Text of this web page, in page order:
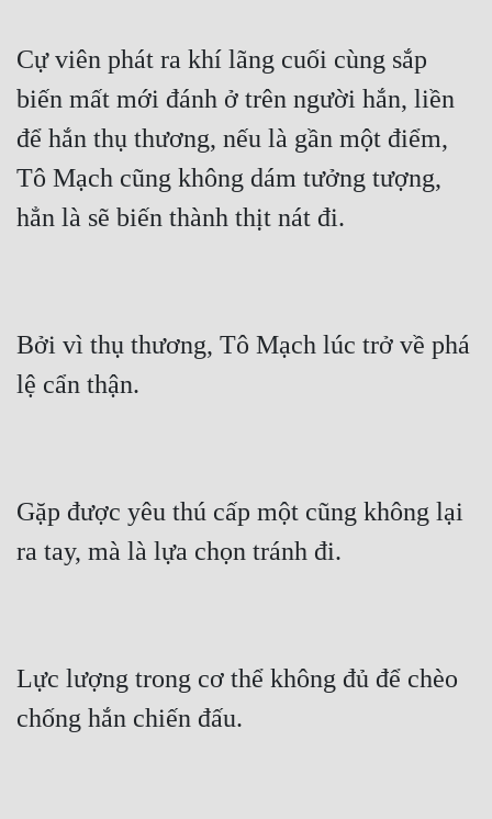
Cự viên phát ra khí lãng cuối cùng sắp
biến mất mới đánh ở trên người hắn, liền
để hắn thụ thương, nếu là gần một điểm,
Tô Mạch cũng không dám tưởng tượng,
hẳn là sẽ biến thành thịt nát đi.
Bởi vì thụ thương, Tô Mạch lúc trở về phá
lệ cẩn thận.
Gặp được yêu thú cấp một cũng không lại
ra tay, mà là lựa chọn tránh đi.
Lực lượng trong cơ thể không đủ để chèo
chống hắn chiến đấu.